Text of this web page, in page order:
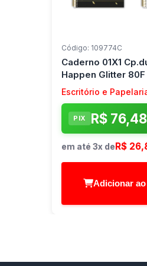
Código: 109774C
Caderno 01X1
Happen Glitter
(Pct.c/04)
Escritório e
PIX R$ 76,48
em até 3x deR$
Adicionar